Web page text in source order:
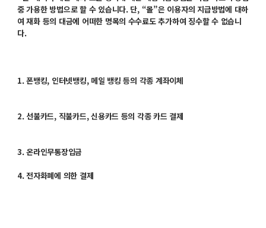
중 가용한 방법으로 할 수 있습니다. 단, “몰”은 이용자의 지급방법에 대하
여 재화 등의 대금에 어떠한 명목의 수수료도 추가하여 징수할 수 없습니
다.
1. 폰뱅킹, 인터넷뱅킹, 메일 뱅킹 등의 각종 계좌이체
2. 선불카드, 직불카드, 신용카드 등의 각종 카드 결제
3. 온라인무통장입금
4. 전자화폐에 의한 결제